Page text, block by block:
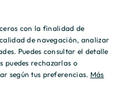
SPANISH
ENGLISH
con la finalidad de
de navegación, analizar
Puedes consultar el detalle
puedes rechazarlas o
según tus preferencias. Más